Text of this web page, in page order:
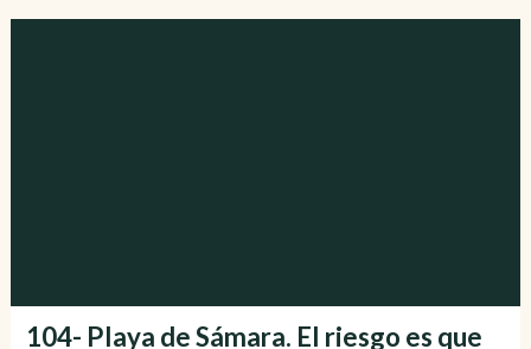
104- Playa de Sámara. El riesgo es que